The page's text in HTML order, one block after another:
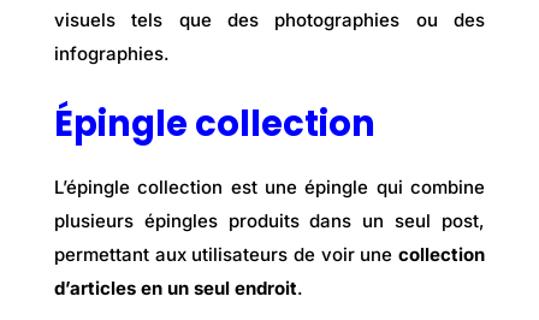
visuels tels que des photographies ou des
infographies.
Épingle collection
L’épingle collection est une épingle qui combine
plusieurs épingles produits dans un seul post,
permettant aux utilisateurs de voir unecollection
d’articles en un seul endroit.